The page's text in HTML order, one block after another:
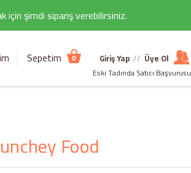
için şimdi sipariş verebilirsiniz.
Sepetim 0 Giriş Yap // Üye Ol
Eski Tadında Satıcı Başvurusu
Food